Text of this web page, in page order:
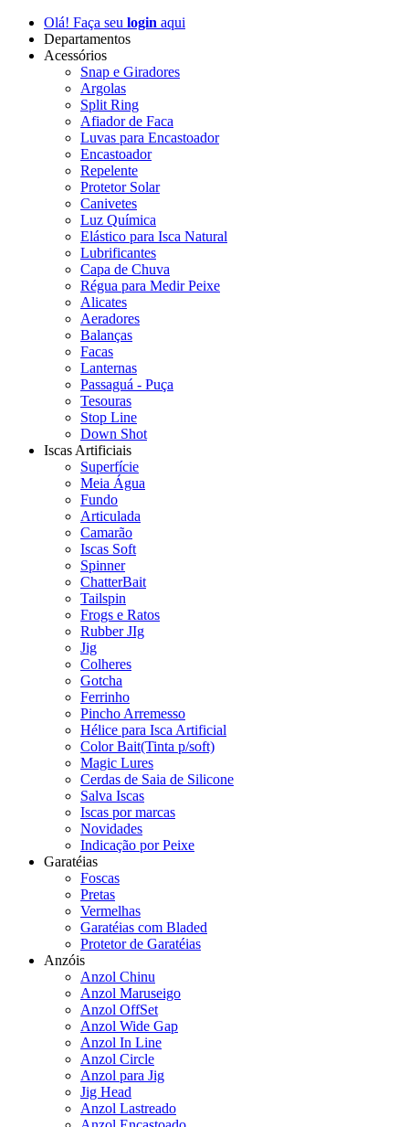
Olá! Faça seu login aqui
Departamentos
Acessórios
Snap e Giradores
Argolas
Split Ring
Afiador de Faca
Luvas para Encastoador
Encastoador
Repelente
Protetor Solar
Canivetes
Luz Química
Elástico para Isca Natural
Lubrificantes
Capa de Chuva
Régua para Medir Peixe
Alicates
Aeradores
Balanças
Facas
Lanternas
Passaguá - Puça
Tesouras
Stop Line
Down Shot
Iscas Artificiais
Superfície
Meia Água
Fundo
Articulada
Camarão
Iscas Soft
Spinner
ChatterBait
Tailspin
Frogs e Ratos
Rubber JIg
Jig
Colheres
Gotcha
Ferrinho
Pincho Arremesso
Hélice para Isca Artificial
Color Bait(Tinta p/soft)
Magic Lures
Cerdas de Saia de Silicone
Salva Iscas
Iscas por marcas
Novidades
Indicação por Peixe
Garatéias
Foscas
Pretas
Vermelhas
Garatéias com Bladed
Protetor de Garatéias
Anzóis
Anzol Chinu
Anzol Maruseigo
Anzol OffSet
Anzol Wide Gap
Anzol In Line
Anzol Circle
Anzol para Jig
Jig Head
Anzol Lastreado